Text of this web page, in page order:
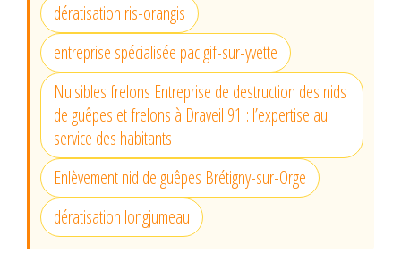
dératisation ris-orangis
entreprise spécialisée pac gif-sur-yvette
Nuisibles frelons Entreprise de destruction des nids
de guêpes et frelons à Draveil 91 : l’expertise au
service des habitants
Enlèvement nid de guêpes Brétigny-sur-Orge
dératisation longjumeau